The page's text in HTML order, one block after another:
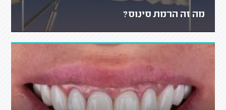
מה זה הרמת סינוס?